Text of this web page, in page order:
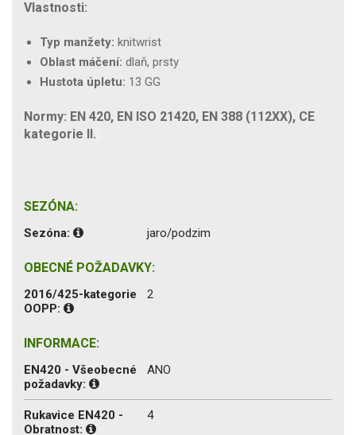
Vlastnosti:
Typ manžety: knitwrist
Oblast máčení: dlaň, prsty
Hustota úpletu: 13 GG
Normy: EN 420, EN ISO 21420, EN 388 (112XX), CE
kategorie II.
SEZÓNA:
Sezóna: jaro/podzim
OBECNÉ POŽADAVKY:
2016/425-kategorie
OOPP:
2
INFORMACE:
EN420 - Všeobecné
požadavky:
ANO
Rukavice EN420 -
Obratnost:
4